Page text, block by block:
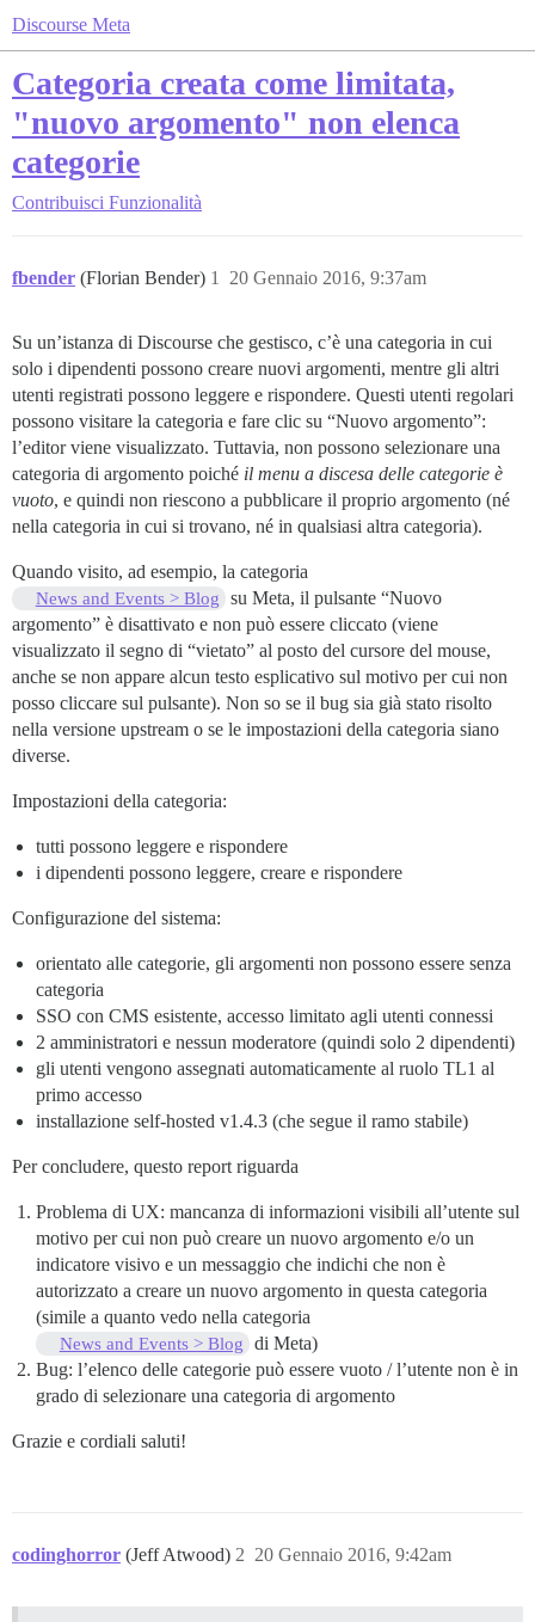
Discourse Meta
Categoria creata come limitata,
"nuovo argomento" non elenca
categorie
Contribuisci Funzionalità
fbender (Florian Bender) 20 Gennaio 2016, 9:37am
1
Su un’istanza di Discourse che gestisco, c’è una categoria in cui
solo i dipendenti possono creare nuovi argomenti, mentre gli altri
utenti registrati possono leggere e rispondere. Questi utenti regolari
possono visitare la categoria e fare clic su “Nuovo argomento”:
l’editor viene visualizzato. Tuttavia, non possono selezionare una
categoria di argomento poiché il menu a discesa delle categorie è
vuoto, e quindi non riescono a pubblicare il proprio argomento (né
nella categoria in cui si trovano, né in qualsiasi altra categoria).
Quando visito, ad esempio, la categoria
News and Events > Blog
su Meta, il pulsante “Nuovo
argomento” è disattivato e non può essere cliccato (viene
visualizzato il segno di “vietato” al posto del cursore del mouse,
anche se non appare alcun testo esplicativo sul motivo per cui non
posso cliccare sul pulsante). Non so se il bug sia già stato risolto
nella versione upstream o se le impostazioni della categoria siano
diverse.
Impostazioni della categoria:
tutti possono leggere e rispondere
i dipendenti possono leggere, creare e rispondere
Configurazione del sistema:
orientato alle categorie, gli argomenti non possono essere senza
categoria
SSO con CMS esistente, accesso limitato agli utenti connessi
2 amministratori e nessun moderatore (quindi solo 2 dipendenti)
gli utenti vengono assegnati automaticamente al ruolo TL1 al
primo accesso
installazione self-hosted v1.4.3 (che segue il ramo stabile)
Per concludere, questo report riguarda
Problema di UX: mancanza di informazioni visibili all’utente sul
motivo per cui non può creare un nuovo argomento e/o un
indicatore visivo e un messaggio che indichi che non è
autorizzato a creare un nuovo argomento in questa categoria
(simile a quanto vedo nella categoria
News and Events > Blog
di Meta)
Bug: l’elenco delle categorie può essere vuoto / l’utente non è in
grado di selezionare una categoria di argomento
Grazie e cordiali saluti!
codinghorror (Jeff Atwood) 20 Gennaio 2016, 9:42am
2